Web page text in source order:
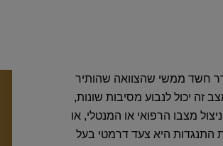
חשד ממשי שהצוואה שהותיר
זה יכול לנבוע מסיבות שונות,
מצבו הרפואי או המנטלי, או
התנגדות היא צעד דרמטי בעל